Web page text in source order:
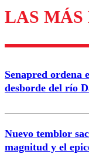
Los
Correo
LAS MÁS
Senapred ordena
desborde del río
Nuevo temblor
magnitud y el